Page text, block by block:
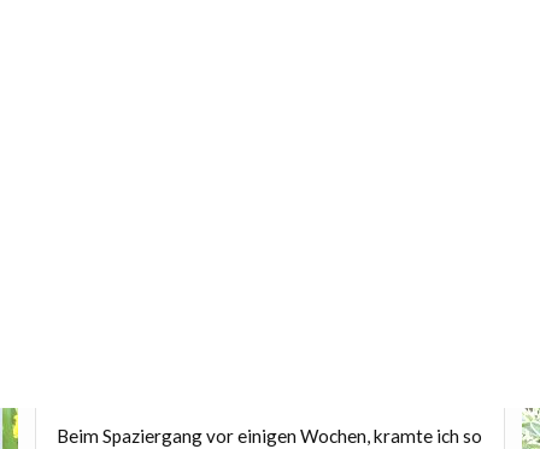
Beim Spaziergang vor einigen Wochen, kramte ich so